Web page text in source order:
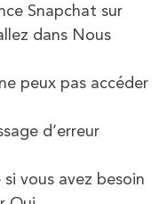
Snapchat sur
dans Nous
peux pas accéder
d’erreur
si vous avez besoin